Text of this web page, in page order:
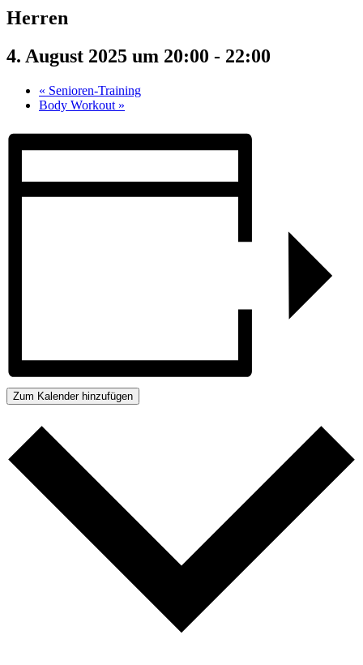
Herren
4. August 2025 um 20:00 - 22:00
« Senioren-Training
Body Workout »
Zum Kalender hinzufügen